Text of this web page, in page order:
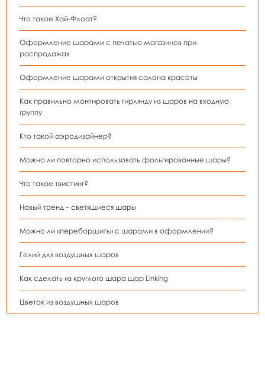
Что такое Хай-Флоат?
Оформление шарами с печатью магазинов при
распродажах
Оформление шарами открытия салона красоты
Как правильно монтировать гирлянду из шаров на входную
группу
Кто такой аэродизайнер?
Можно ли повторно использовать фольгированные шары?
Что такое твистинг?
Новый тренд – светящиеся шары
Можно ли «переборщить» с шарами в оформлении?
Гелий для воздушных шаров
Как сделать из круглого шара шар Linking
Цветок из воздушных шаров